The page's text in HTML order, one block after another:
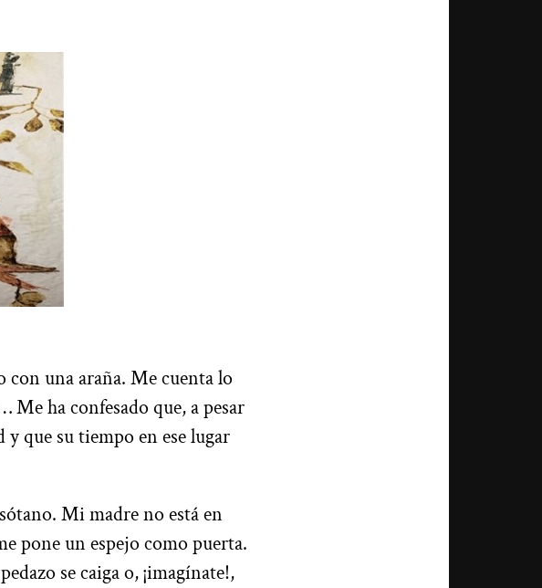
con una araña. Me cuenta lo
Me ha confesado que, a pesar
que su tiempo en ese lugar
Mi madre no está en
pone un espejo como puerta.
se caiga o, ¡imagínate!,